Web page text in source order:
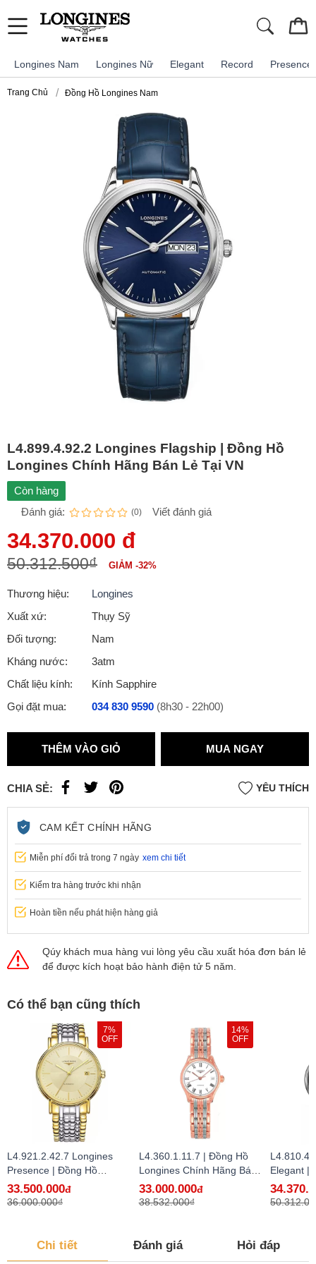
Longines Nam Longines Nữ Elegant Record Presence
Trang Chủ Đồng Hồ Longines Nam
L4.899.4.92.2 Longines Flagship | Đồng Hồ
Longines Chính Hãng Bán Lẻ Tại VN
Còn hàng
Đánh giá:
(0) Viết đánh giá
34.370.000 đ
50.312.500₫ GIẢM -32%
Thương hiệu:
Longines
Xuất xứ:
Thụy Sỹ
Đối tượng:
Nam
Kháng nước:
3atm
Chất liệu kính:
Kính Sapphire
Gọi đặt mua:
034 830 9590 (8h30 - 22h00)
THÊM VÀO GIỎ MUA NGAY
CHIA SẺ: YÊU THÍCH
CAM KẾT CHÍNH HÃNG
Miễn phí đổi trả trong 7 ngày xem chi tiết
Kiểm tra hàng trước khi nhận
Hoàn tiền nếu phát hiện hàng giả
Qúy khách mua hàng vui lòng yêu cầu xuất hóa đơn bán lẻ
để được kích hoạt bảo hành điện tử 5 năm.
Có thể bạn cũng thích
7%
OFF
L4.921.2.42.7 Longines
Presence | Đồng Hồ
Longines Chính Hãng Bán
Lẻ Tại VN
33.500.000đ
36.000.000₫
14%
OFF
L4.360.1.11.7 | Đồng Hồ
Longines Chính Hãng Bán
Lẻ Tại VN
33.000.000đ
38.532.000₫
Elegant |
Longines
Lẻ Tại VN
Chi tiết Đánh giá Hỏi đáp